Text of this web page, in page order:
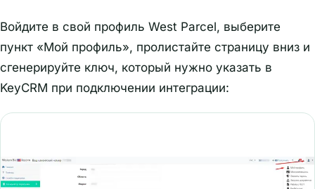
Войдите в свой профиль West Parcel, выберите
пункт «Мой профиль», пролистайте страницу вниз и
сгенерируйте ключ, который нужно указать в
KeyCRM при подключении интеграции: